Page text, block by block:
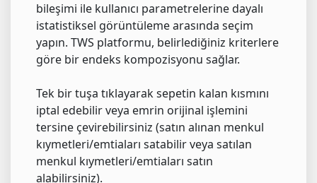
bileşimi ile kullanıcı parametrelerine dayalı
istatistiksel görüntüleme arasında seçim
yapın. TWS platformu, belirlediğiniz kriterlere
göre bir endeks kompozisyonu sağlar.
Tek bir tuşa tıklayarak sepetin kalan kısmını
iptal edebilir veya emrin orijinal işlemini
tersine çevirebilirsiniz (satın alınan menkul
kıymetleri/emtiaları satabilir veya satılan
menkul kıymetleri/emtiaları satın
alabilirsiniz).